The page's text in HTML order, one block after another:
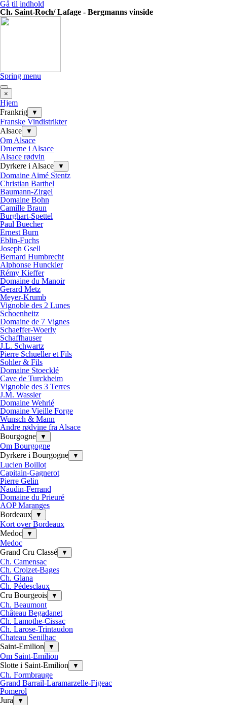
Gå til indhold
Ch. Saint-Roch/ Lafage - Bergmanns vinside
Spring menu
×
Hjem
Frankrig
▼
Franske Vindistrikter
Alsace
▼
Om Alsace
Druerne i Alsace
Alsace rødvin
Dyrkere i Alsace
▼
Domaine Aimé Stentz
Christian Barthel
Baumann-Zirgel
Domaine Bohn
Camille Braun
Burghart-Spettel
Paul Buecher
Ernest Burn
Eblin-Fuchs
Joseph Gsell
Bernard Humbrecht
Alphonse Hunckler
Rémy Kieffer
Domaine du Manoir
Gerard Metz
Meyer-Krumb
Vignoble des 2 Lunes
Schoenheitz
Domaine de 7 Vignes
Schaeffer-Woerly
Schaffhauser
J.L. Schwartz
Pierre Schueller et Fils
Sohler & Fils
Domaine Stoecklé
Cave de Turckheim
Vignoble des 3 Terres
J.M. Wassler
Domaine Wehrlé
Domaine Vieille Forge
Wunsch & Mann
Andre rødvine fra Alsace
Bourgogne
▼
Om Bourgogne
Dyrkere i Bourgogne
▼
Lucien Boillot
Capitain-Gagnerot
Pierre Gelin
Naudin-Ferrand
Domaine du Prieuré
AOP Maranges
Bordeaux
▼
Kort over Bordeaux
Medoc
▼
Medoc
Grand Cru Classé
▼
Ch. Camensac
Ch. Croizet-Bages
Ch. Glana
Ch. Pédesclaux
Cru Bourgeois
▼
Ch. Beaumont
Château Begadanet
Ch. Lamothe-Cissac
Ch. Larose-Trintaudon
Chateau Senilhac
Saint-Emilion
▼
Om Saint-Emilion
Slotte i Saint-Emilion
▼
Ch. Formbrauge
Grand Barrail-Laramarzelle-Figeac
Pomerol
Jura
▼